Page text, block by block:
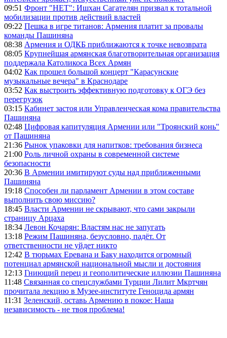
09:51 Фронт "НЕТ": Ишхан Сагателян призвал к тотальной
мобилизации против действий властей
09:22 Пешка в игре титанов: Армения платит за провалы
команды Пашиняна
08:38 Армения и ОДКБ приближаются к точке невозврата
08:05 Крупнейшая армянская благотворительная организация
поддержала Католикоса Всех Армян
04:02 Как прошел большой концерт "Карасунские
музыкальные вечера" в Краснодаре
03:52 Как выстроить эффективную подготовку к ОГЭ без
перегрузок
03:15 Кабинет застоя или Управленческая кома правительства
Пашиняна
02:48 Цифровая капитуляция Армении или "Троянский конь"
от Пашиняна
21:36 Рынок упаковки для напитков: требования бизнеса
21:00 Роль личной охраны в современной системе
безопасности
20:36 В Армении имитируют суды над приближенными
Пашиняна
19:18 Способен ли парламент Армении в этом составе
выполнить свою миссию?
18:45 Власти Армении не скрывают, что сами закрыли
страницу Арцаха
18:34 Левон Кочарян: Властям нас не запугать
13:18 Режим Пашиняна, безусловно, падёт. От
ответственности не уйдет никто
12:42 В тюрьмах Еревана и Баку находится огромный
потенциал армянской национальной мысли и достояния
12:13 Гниющий перец и геополитические иллюзии Пашиняна
11:48 Связанная со спецслужбами Турции Лилит Мкртчян
прочитала лекцию в Музее-институте Геноцида армян
11:31 Зеленский, оставь Армению в покое: Наша
независимость - не твоя проблема!